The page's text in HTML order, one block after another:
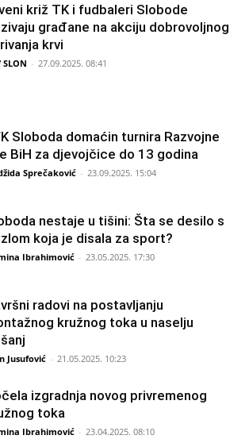
križ TK i fudbaleri Slobode
građane na akciju dobrovoljnog
krvi
SLON - 27.09.2025. 08:41
Sloboda domaćin turnira Razvojne
BiH za djevojčice do 13 godina
Sprečaković - 23.09.2025. 15:04
nestaje u tišini: Šta se desilo s
koja je disala za sport?
Ibrahimović - 23.05.2025. 17:30
radovi na postavljanju
kružnog toka u naselju
Jusufović - 21.05.2025. 10:23
izgradnja novog privremenog
toka
Ibrahimović - 23.04.2025. 08:10